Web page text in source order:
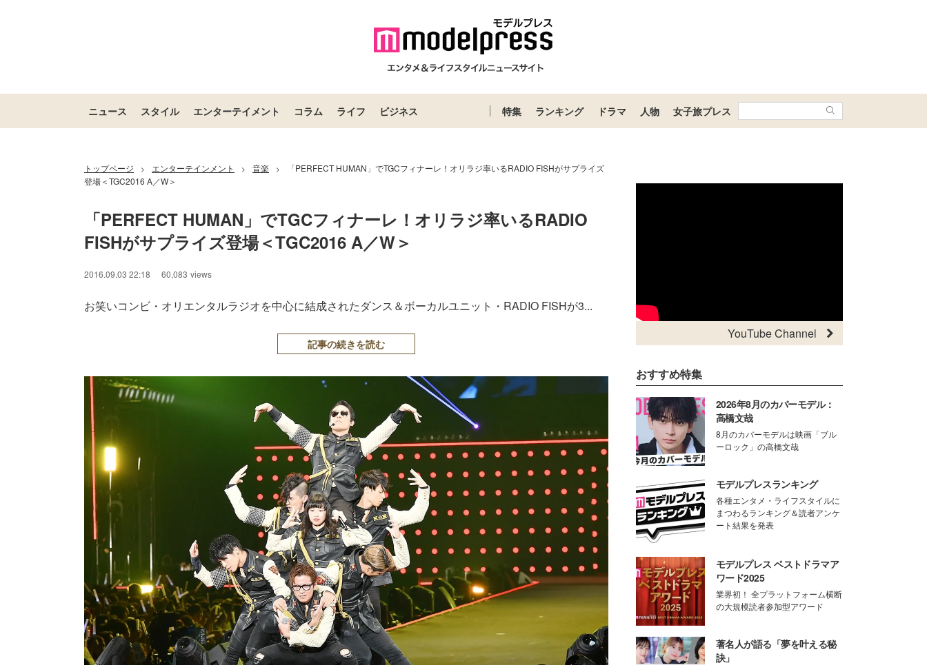
ニュース スタイル エンターテイメント コラム ライフ ビジネス 特集 ランキング ドラマ 人物 女子旅プレス
トップページ > エンターテインメント > 音楽 >
「PERFECT HUMAN」でTGCフィナーレ！オリラジ率いるRADIO FISHがサプライズ
登場＜TGC2016 A／W＞
「PERFECT HUMAN」でTGCフィナーレ！オリラジ率いるRADIO
FISHがサプライズ登場＜TGC2016 A／W＞
2016.09.03 22:18 60,083 views
お笑いコンビ・オリエンタルラジオを中心に結成されたダンス＆ボーカルユニット・RADIO FISHが3...
記事の続きを読む
YouTube Channel
おすすめ特集
2026年8月のカバーモデル：
高橋文哉
8月のカバーモデルは映画「ブル
ーロック」の高橋文哉
モデルプレスランキング
各種エンタメ・ライフスタイルに
まつわるランキング＆読者アンケ
ート結果を発表
モデルプレス ベストドラマア
ワード2025
業界初！ 全プラットフォーム横断
の大規模読者参加型アワード
著名人が語る「夢を叶える秘
訣」